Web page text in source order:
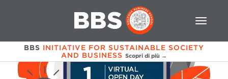
BBS INITIATIVE FOR SUSTAINABLE SOCIETY
AND BUSINESS Scopri di più →